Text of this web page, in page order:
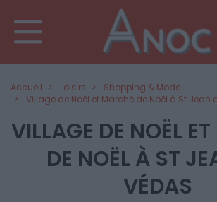
Accueil Loisirs
Shopping & Mode
Village de Noël et Marché de Noël à St Jean
VILLAGE DE NOËL
DE NOËL À ST
VÉDAS